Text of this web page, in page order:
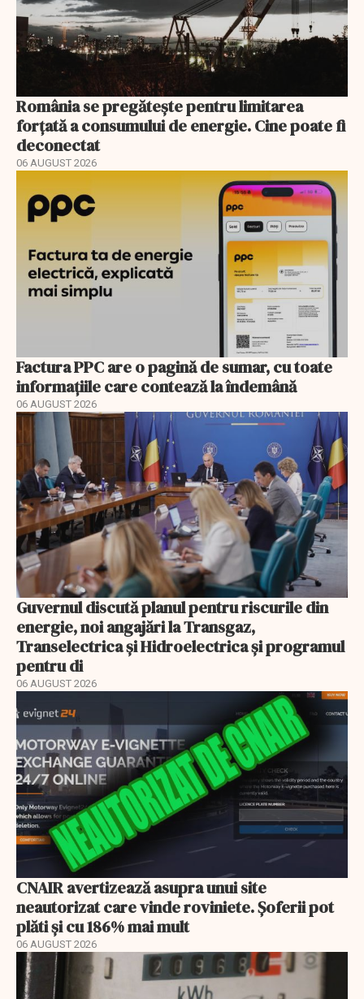
România se pregătește pentru limitarea
forțată a consumului de energie. Cine poate fi
deconectat
06 AUGUST 2026
Factura PPC are o pagină de sumar, cu toate
informațiile care contează la îndemână
06 AUGUST 2026
Guvernul discută planul pentru riscurile din
energie, noi angajări la Transgaz,
Transelectrica și Hidroelectrica și programul
pentru di
06 AUGUST 2026
CNAIR avertizează asupra unui site
neautorizat care vinde roviniete. Șoferii pot
plăti și cu 186% mai mult
06 AUGUST 2026